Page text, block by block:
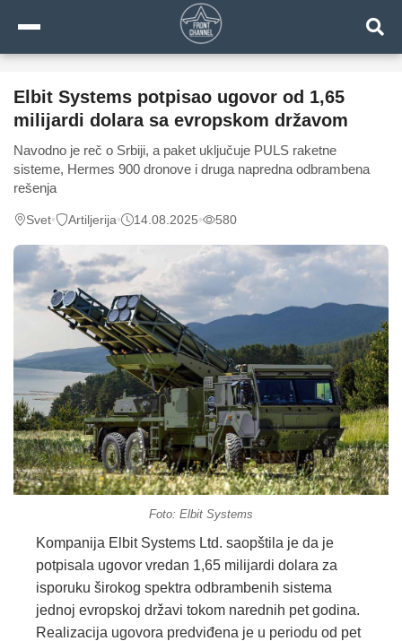
Elbit Systems potpisao ugovor od 1,65
milijardi dolara sa evropskom državom
Navodno je reč o Srbiji, a paket uključuje PULS raketne
sisteme, Hermes 900 dronove i druga napredna odbrambena
rešenja
Svet• Artiljerija• 14.08.2025• 580
0
Foto: Elbit Systems
Kompanija Elbit Systems Ltd. saopštila je da je
potpisala ugovor vredan 1,65 milijardi dolara za
isporuku širokog spektra odbrambenih sistema
jednoj evropskoj državi tokom narednih pet godina.
Realizacija ugovora predviđena je u periodu od pet